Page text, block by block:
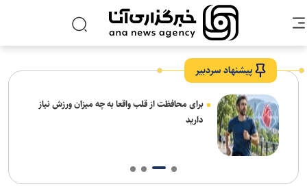
پیشنهاد سردبیر
برای محافظت از قلب واقعا به چه میزان ورزش نیاز
دارید